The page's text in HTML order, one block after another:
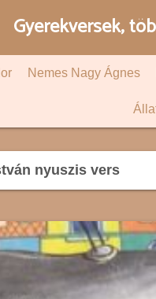
Gyerekversek,
Nemes Nagy Ágnes
nyuszis vers